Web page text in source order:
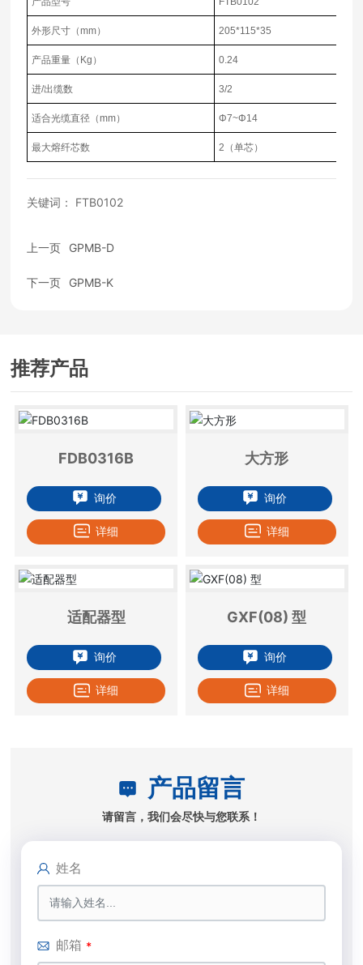
外形尺寸（mm） 205*115*35
产品重量（Kg） 0.24
进/出缆数 3/2
适合光缆直径（mm） Φ7~Φ14
最大熔纤芯数 2（单芯）
关键词： FTB0102
上一页 GPMB-D
下一页 GPMB-K
推荐产品
FDB0316B
询价
详细
大方形
询价
详细
适配器型
询价
详细
GXF(08) 型
询价
详细
产品留言
请留言，我们会尽快与您联系！
姓名
邮箱